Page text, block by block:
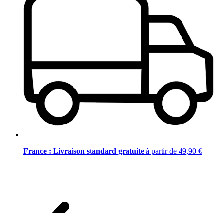
France : Livraison standard gratuite à partir de 49,90 €